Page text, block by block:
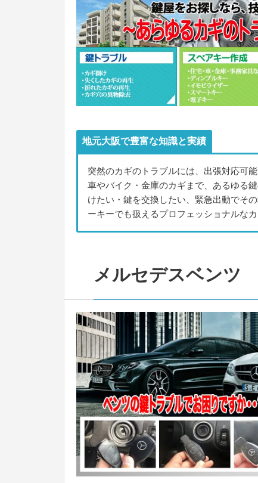
地元大阪で豊富な知識と実績
突然のカギのトラブルには、出張対応可
車やバイク・金庫のカギまで、あるゆる
けたい・鍵を交換したい、緊急出動でそ
ーキーでも扱えるプロフェッショナルなカ
メルセデスベンツ